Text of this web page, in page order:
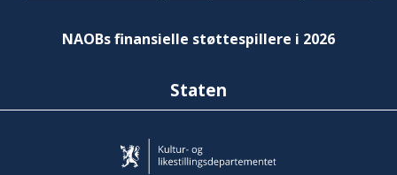
NAOBs finansielle støttespillere i 2026
Staten